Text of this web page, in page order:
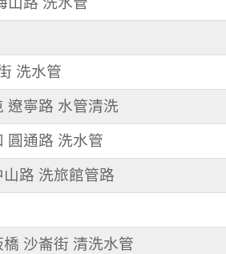
洗水管
遼寧路 水管清洗
圓通路 洗水管
路 洗旅館管路
沙崙街 清洗水管